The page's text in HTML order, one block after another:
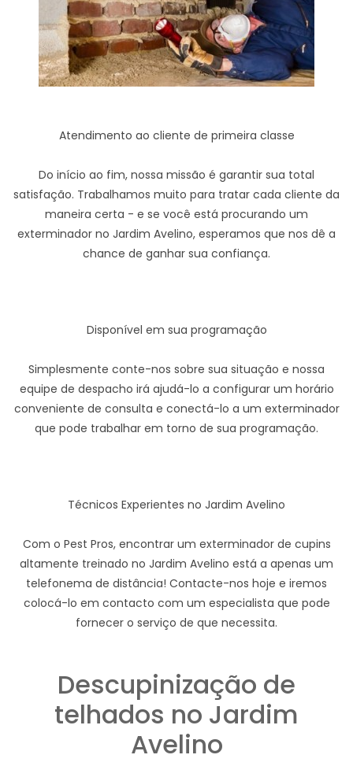
Atendimento ao cliente de primeira classe
Do início ao fim, nossa missão é garantir sua total
satisfação. Trabalhamos muito para tratar cada cliente da
maneira certa - e se você está procurando um
exterminador no Jardim Avelino, esperamos que nos dê a
chance de ganhar sua confiança.
Disponível em sua programação
Simplesmente conte-nos sobre sua situação e nossa
equipe de despacho irá ajudá-lo a configurar um horário
conveniente de consulta e conectá-lo a um exterminador
que pode trabalhar em torno de sua programação.
Técnicos Experientes no Jardim Avelino
Com o Pest Pros, encontrar um exterminador de cupins
altamente treinado no Jardim Avelino está a apenas um
telefonema de distância! Contacte-nos hoje e iremos
colocá-lo em contacto com um especialista que pode
fornecer o serviço de que necessita.
Descupinização de
telhados no Jardim
Avelino